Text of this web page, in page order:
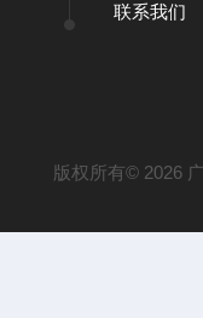
联系我们
版权所有© 2026